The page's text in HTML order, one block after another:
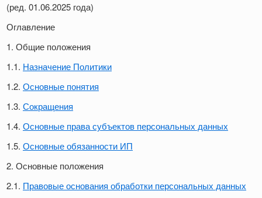
(ред. 01.06.2025 года)
Оглавление
1. Общие положения
1.1. Назначение Политики
1.2. Основные понятия
1.3. Сокращения
1.4. Основные права субъектов персональных данных
1.5. Основные обязанности ИП
2. Основные положения
2.1. Правовые основания обработки персональных данных